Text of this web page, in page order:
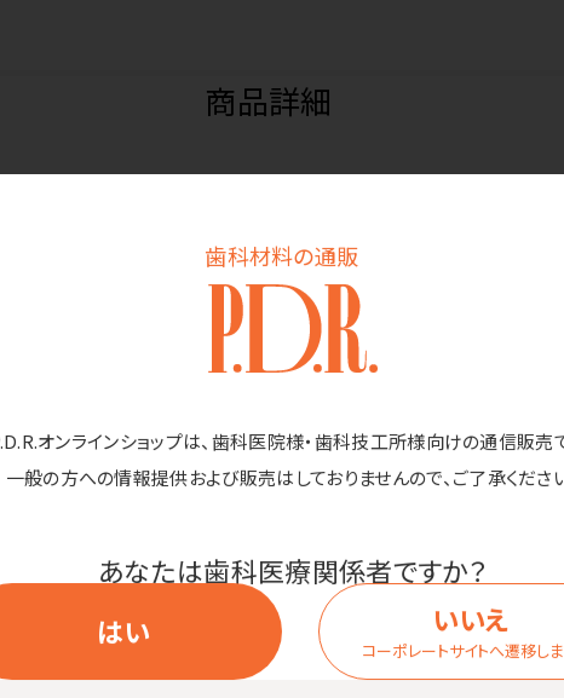
歯科材料の通販
オンラインショップは、歯科医院様・歯科技工所様向けの通信販売
一般の方への情報提供および販売はしておりませんので、ご了承くださ
あなたは歯科医療関係者ですか？
はい
いいえ
コーポレートサイトへ遷移し
商品詳細
ポーザブルマスク。
側は不織布、真ん中にカットフィルターを挟んでいるため、肌へのやさ
ックス・ゴム外側●ノーズピース：金属＋樹脂 カップキーパー：樹脂
スサイズ／縦45.0×横22.5×高さ24.0cm 小箱サイズ／縦10.5×横
ケースサイズ／縦45.0×横22.5×高さ22.5cm 小箱サイズ／縦10.5×